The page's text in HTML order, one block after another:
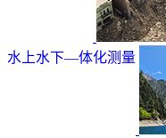
水上水下—体化测量